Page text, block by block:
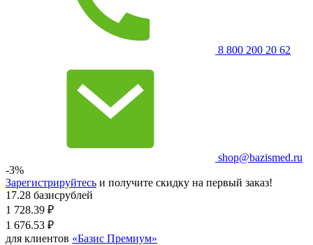
8 800 200 20 62
shop@bazismed.ru
-3%
Зарегистрируйтесь и получите скидку на первый заказ!
17.28 базисрублей
1 728.39 ₽
1 676.53 ₽
для клиентов «Базис Премиум»